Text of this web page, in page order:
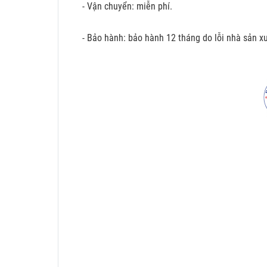
- Vận chuyển: miễn phí.
- Bảo hành: bảo hành 12 tháng do lỗi nhà sản